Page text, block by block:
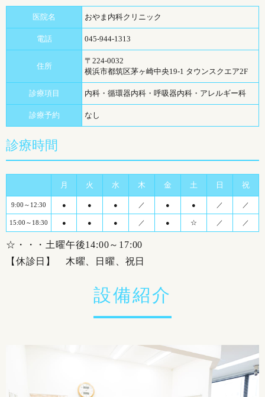
医院名 おやま内科クリニック
電話 045-944-1313
住所
〒224‐0032
横浜市都筑区茅ヶ崎中央19‐1 タウンスクエア2F
診療項目 内科・循環器内科・呼吸器内科・アレルギー科
診療予約 なし
診療時間
月 火 水 木 金 土 日 祝
9:00～12:30 ● ● ● ／ ● ● ／ ／
15:00～18:30 ● ● ● ／ ● ☆ ／ ／
☆・・・土曜午後14:00～17:00
【休診日】 木曜、日曜、祝日
設備紹介